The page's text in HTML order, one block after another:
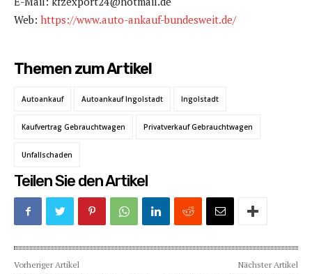
Web: https://www.auto-ankauf-bundesweit.de/
Themen zum Artikel
Autoankauf Autoankauf Ingolstadt Ingolstadt
Kaufvertrag Gebrauchtwagen Privatverkauf Gebrauchtwagen
Unfallschaden
Teilen Sie den Artikel
Vorheriger Artikel Nächster Artikel